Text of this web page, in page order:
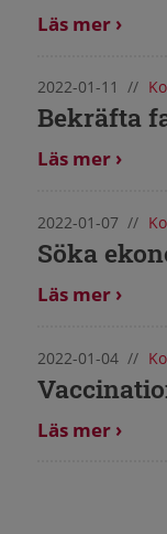
Läs mer
2022-01-11 //
Bekräfta
Läs mer
2022-01-07 //
Söka
Läs mer
2022-01-04 //
Läs mer